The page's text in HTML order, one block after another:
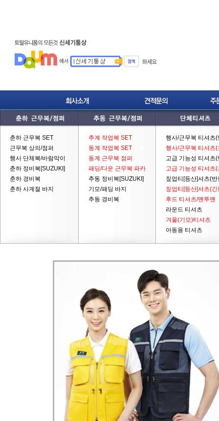
춘하 근무복 SET
근무복 상의/점퍼
행사 단체복/바람막이
춘하 정비복[SUZUKI]
춘하 경비복
춘하 사계절 바지
추계 작업복 SET
동계 작업복 SET
동계 근무복 점퍼
패딩/다운 근무복 파카
추동 정비복[SUZUKI]
기모/패딩 바지
추동 경비복
행사/근무복 티셔츠(
행사/근무복 티셔츠(
고급 기능성 티셔츠(
고급 기능성 티셔츠(
짚업티[등산]셔츠(반
짚업티[등산]셔츠(긴
후드 티셔츠/맨투맨
라운드 티셔츠
겨울(기모)티셔츠
아동용 티셔츠